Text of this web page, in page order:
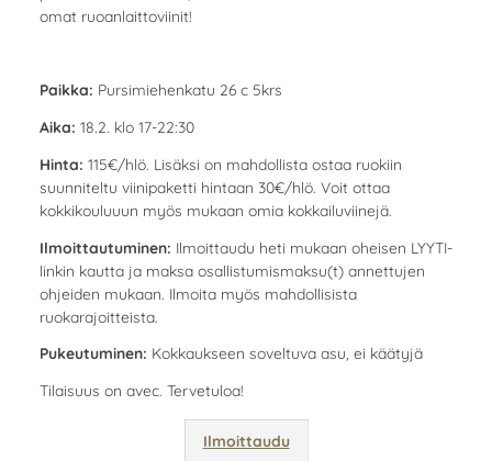
omat ruoanlaittoviinit!
Paikka: Pursimiehenkatu 26 c 5krs
Aika: 18.2. klo 17-22:30
Hinta: 115€/hlö. Lisäksi on mahdollista ostaa ruokiin
suunniteltu viinipaketti hintaan 30€/hlö. Voit ottaa
kokkikouluuun myös mukaan omia kokkailuviinejä.
Ilmoittautuminen: Ilmoittaudu heti mukaan oheisen LYYTI-
linkin kautta ja maksa osallistumismaksu(t) annettujen
ohjeiden mukaan. Ilmoita myös mahdollisista
ruokarajoitteista.
Pukeutuminen: Kokkaukseen soveltuva asu, ei käätyjä
Tilaisuus on avec. Tervetuloa!
Ilmoittaudu